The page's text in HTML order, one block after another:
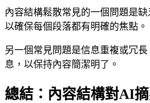
內容結構鬆散常見的一個問題是
以確保每個段落都有明確的焦點。
另一個常見問題是信息重複或冗
息，以保持內容簡潔明了。
總結：內容結構對AI